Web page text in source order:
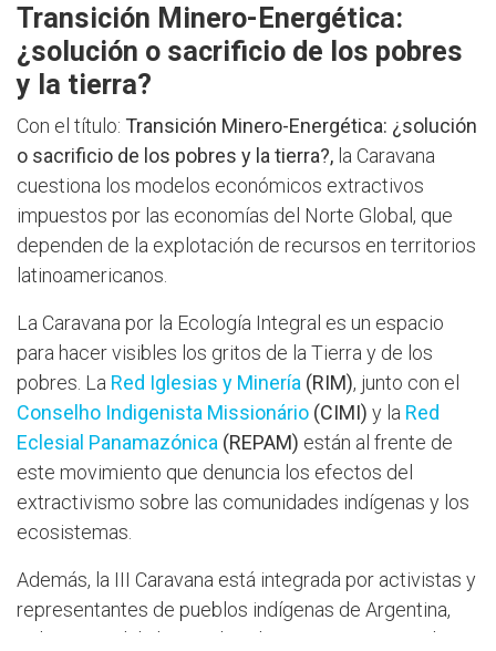
Transición Minero-Energética:
¿solución o sacrificio de los pobres
y la tierra?
Con el título: Transición Minero-Energética: ¿solución
o sacrificio de los pobres y la tierra?, la Caravana
cuestiona los modelos económicos extractivos
impuestos por las economías del Norte Global, que
dependen de la explotación de recursos en territorios
latinoamericanos.
La Caravana por la Ecología Integral es un espacio
para hacer visibles los gritos de la Tierra y de los
pobres. La Red Iglesias y Minería (RIM), junto con el
Conselho Indigenista Missionário (CIMI) y la Red
Eclesial Panamazónica (REPAM) están al frente de
este movimiento que denuncia los efectos del
extractivismo sobre las comunidades indígenas y los
ecosistemas.
Además, la III Caravana está integrada por activistas y
representantes de pueblos indígenas de Argentina,
Valentina Vidal; de Brasil, Railson Guajajara, Ytaxaha